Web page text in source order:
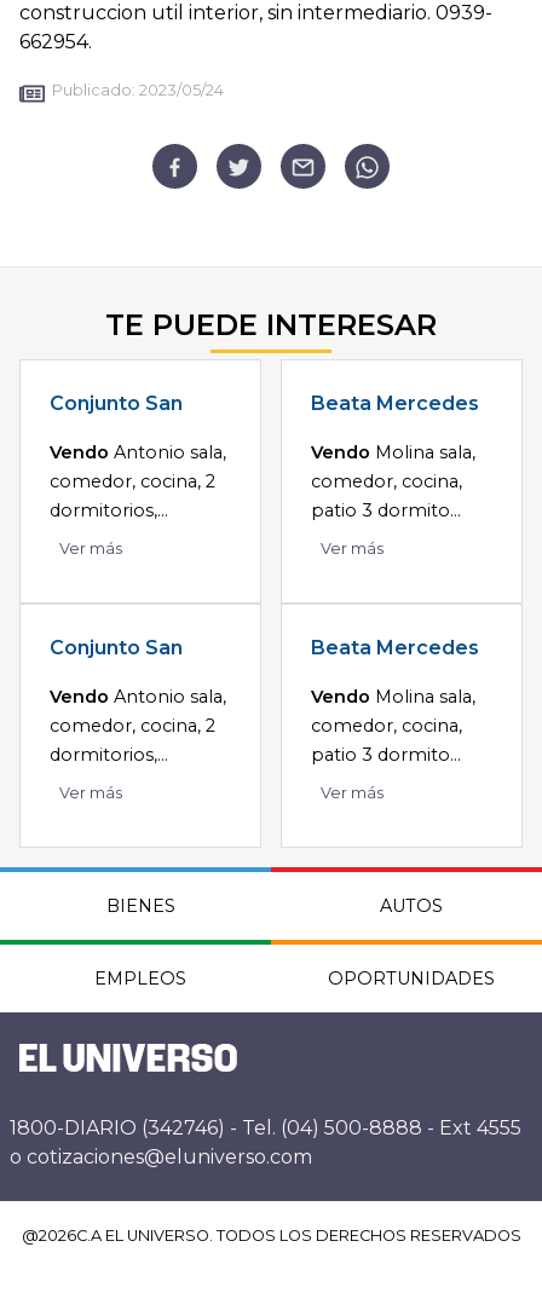
construccion util interior, sin intermediario. 0939-
662954.
Publicado: 2023/05/24
TE PUEDE INTERESAR
Conjunto San
Vendo Antonio sala,
comedor, cocina, 2
dormitorios,...
Ver más
Beata Mercedes
Vendo Molina sala,
comedor, cocina,
patio 3 dormito...
Ver más
Conjunto San
Vendo Antonio sala,
comedor, cocina, 2
dormitorios,...
Ver más
Beata Mercedes
Vendo Molina sala,
comedor, cocina,
patio 3 dormito...
Ver más
BIENES AUTOS
EMPLEOS OPORTUNIDADES
1800-DIARIO (342746) - Tel. (04) 500-8888 - Ext 4555
o cotizaciones@eluniverso.com
@2026C.A EL UNIVERSO. TODOS LOS DERECHOS RESERVADOS